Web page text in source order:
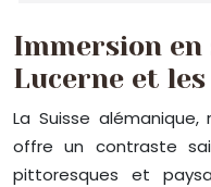
Immersion en
Lucerne et
La Suisse
offre un contraste
pittoresques et